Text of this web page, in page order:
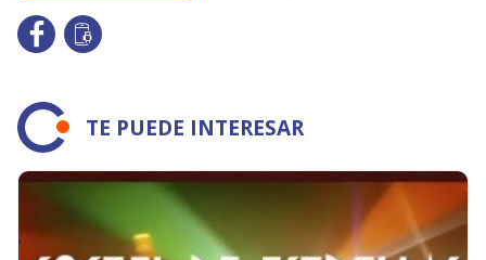
TE PUEDE INTERESAR